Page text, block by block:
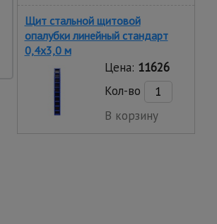
Щит стальной щитовой
опалубки линейный стандарт
0,4x3,0 м
Цена: 11626
Кол-во
В корзину